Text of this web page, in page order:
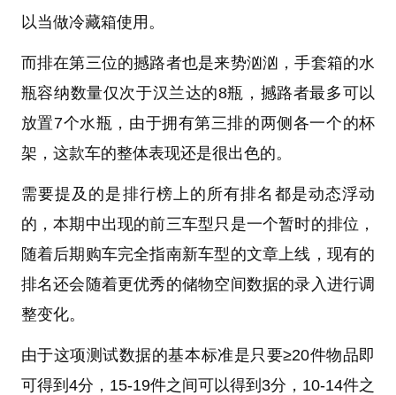
以当做冷藏箱使用。
而排在第三位的撼路者也是来势汹汹，手套箱的水
瓶容纳数量仅次于汉兰达的8瓶，撼路者最多可以
放置7个水瓶，由于拥有第三排的两侧各一个的杯
架，这款车的整体表现还是很出色的。
需要提及的是排行榜上的所有排名都是动态浮动
的，本期中出现的前三车型只是一个暂时的排位，
随着后期购车完全指南新车型的文章上线，现有的
排名还会随着更优秀的储物空间数据的录入进行调
整变化。
由于这项测试数据的基本标准是只要≥20件物品即
可得到4分，15-19件之间可以得到3分，10-14件之